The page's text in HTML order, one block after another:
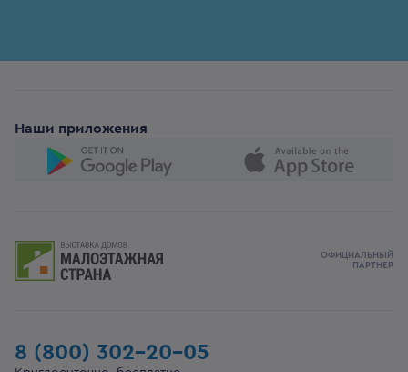
Наши приложения
8 (800) 302-20-05
ОФИЦИАЛЬНЫЙ
ПАРТНЕР